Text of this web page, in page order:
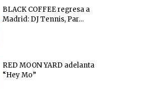
BLACK COFFEE regresa a
Madrid: DJ Tennis, Par…
RED MOON YARD adelanta
“Hey Mo”